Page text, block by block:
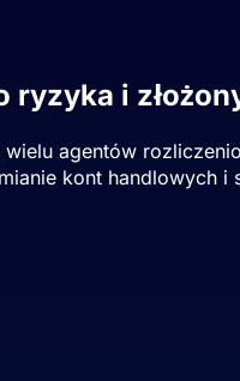
ryzyka i
agentów
kont